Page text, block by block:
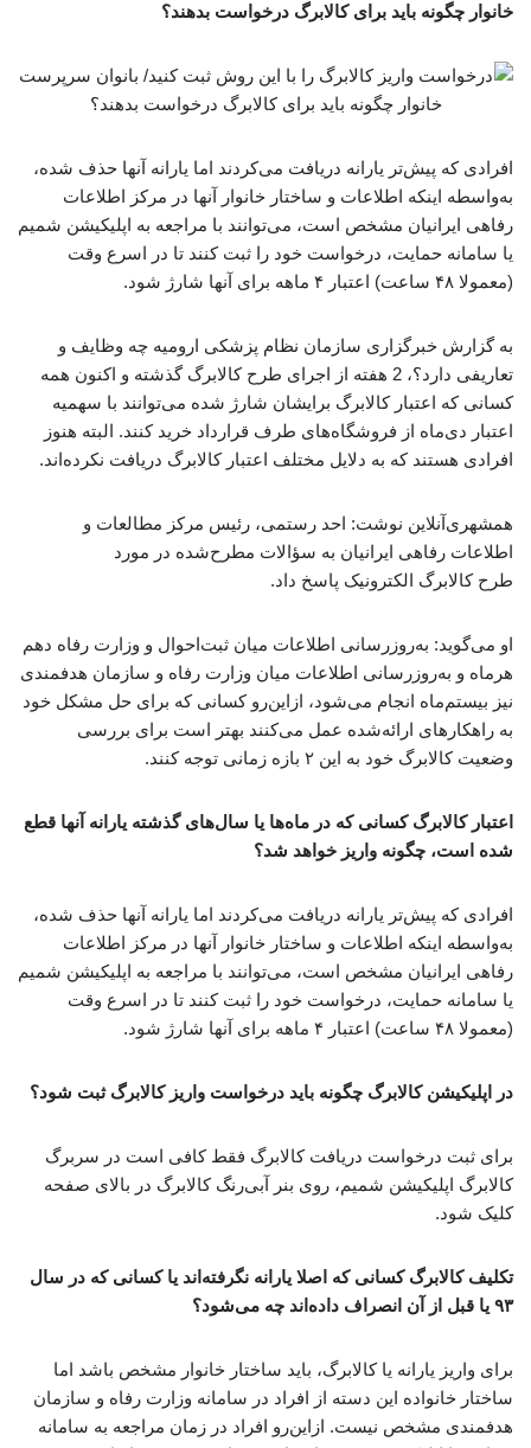
خانوار چگونه باید برای کالابرگ درخواست بدهند؟
افرادی که پیش‌تر یارانه دریافت می‌کردند اما یارانه آنها حذف شده،
به‌واسطه اینکه اطلاعات و ساختار خانوار آنها در مرکز اطلاعات
رفاهی ایرانیان مشخص است، می‌توانند با مراجعه به اپلیکیشن شمیم
یا سامانه حمایت، درخواست خود را ثبت کنند تا در اسرع وقت
(معمولا ۴۸ ساعت) اعتبار ۴ ماهه برای آنها شارژ شود.
به گزارش خبرگزاری سازمان نظام پزشکی ارومیه چه وظایف و
تعاریفی دارد؟، 2 هفته از اجرای طرح کالابرگ گذشته و اکنون همه
کسانی که اعتبار کالابرگ برایشان شارژ شده می‌توانند با سهمیه
اعتبار دی‌ماه از فروشگاه‌های طرف قرارداد خرید کنند. البته هنوز
افرادی هستند که به دلایل مختلف اعتبار کالابرگ دریافت نکرده‌اند.
همشهری‌آنلاین نوشت: احد رستمی، رئیس مرکز مطالعات و
اطلاعات رفاهی ایرانیان به سؤالات مطرح‌شده در مورد
طرح کالابرگ الکترونیک پاسخ داد.
او می‌گوید: به‌روزرسانی اطلاعات میان ثبت‌احوال و وزارت رفاه دهم
هرماه و به‌روزرسانی اطلاعات میان وزارت رفاه و سازمان هدفمندی
نیز بیستم‌ماه انجام می‌شود، ازاین‌رو کسانی که برای حل مشکل خود
به راهکارهای ارائه‌شده عمل می‌کنند بهتر است برای بررسی
وضعیت کالابرگ خود به این ۲ بازه زمانی توجه کنند.
اعتبار کالابرگ کسانی که در ماه‌ها یا سال‌های گذشته یارانه آنها قطع
شده است، چگونه واریز خواهد شد؟
افرادی که پیش‌تر یارانه دریافت می‌کردند اما یارانه آنها حذف شده،
به‌واسطه اینکه اطلاعات و ساختار خانوار آنها در مرکز اطلاعات
رفاهی ایرانیان مشخص است، می‌توانند با مراجعه به اپلیکیشن شمیم
یا سامانه حمایت، درخواست خود را ثبت کنند تا در اسرع وقت
(معمولا ۴۸ ساعت) اعتبار ۴ ماهه برای آنها شارژ شود.
در اپلیکیشن کالابرگ چگونه باید درخواست واریز کالابرگ ثبت شود؟
برای ثبت درخواست دریافت کالابرگ فقط کافی است در سربرگ
کالابرگ اپلیکیشن شمیم، روی بنر آبی‌رنگ کالابرگ در بالای صفحه
کلیک شود.
تکلیف کالابرگ کسانی که اصلا یارانه نگرفته‌اند یا کسانی که در سال
۹۳ یا قبل از آن انصراف داده‌اند چه می‌شود؟
برای واریز یارانه یا کالابرگ، باید ساختار خانوار مشخص باشد اما
ساختار خانواده این دسته از افراد در سامانه وزارت رفاه و سازمان
هدفمندی مشخص نیست. ازاین‌رو افراد در زمان مراجعه به سامانه